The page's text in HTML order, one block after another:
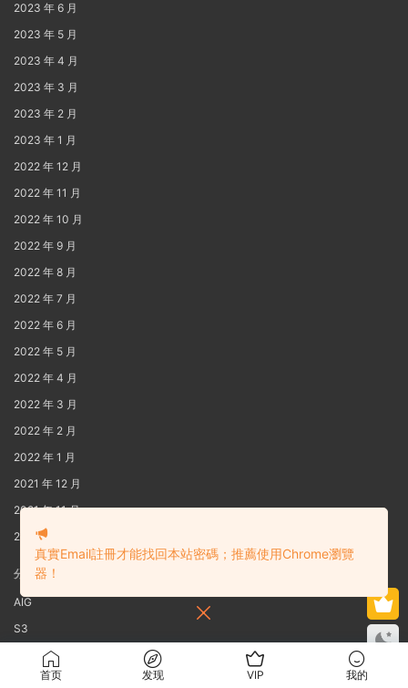
2023 年 6 月
2023 年 5 月
2023 年 4 月
2023 年 3 月
2023 年 2 月
2023 年 1 月
2022 年 12 月
2022 年 11 月
2022 年 10 月
2022 年 9 月
2022 年 8 月
2022 年 7 月
2022 年 6 月
2022 年 5 月
2022 年 4 月
2022 年 3 月
2022 年 2 月
2022 年 1 月
2021 年 12 月
2021 年 11 月
2021 年 10 月
分类
AIG
S3
首页 发现 VIP 我的
真實Email註冊才能找回本站密碼；推薦使用Chrome瀏覽
器！